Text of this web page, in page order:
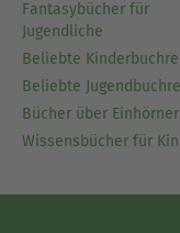
Fantasybücher für
Jugendliche
Beliebte
Beliebte
Bücher über Einhörner
Wissensbücher für